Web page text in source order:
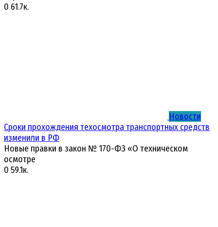
0 61.7к.
Новости
Сроки прохождения техосмотра транспортных средств
изменили в РФ
Новые правки в закон № 170-ФЗ «О техническом
осмотре
0 59.1к.